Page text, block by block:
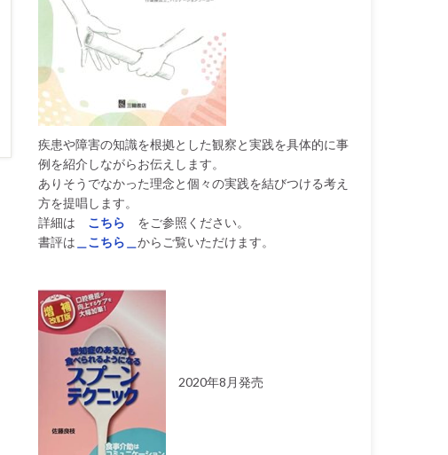
疾患や障害の知識を根拠とした観察と実践を具体的に事
例を紹介しながらお伝えします。
ありそうでなかった理念と個々の実践を結びつける考え
方を提唱します。
詳細は
こちら
をご参照ください。
書評は ＿こちら＿ からご覧いただけます。
2020年8月発売